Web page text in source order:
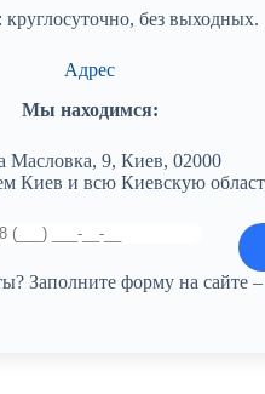
круглосуточно, без выходных.
Адрес
Мы находимся:
Масловка, 9, Киев, 02000
Киев и всю Киевскую
Заполните форму на сайте